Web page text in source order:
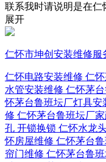
联系我时请说明是在
展开
仁怀市坤创安装维修服
仁怀电路安装维修 仁
水管安装维修 仁怀茅
怀茅台鲁班坛厂灯具安
修 仁怀茅台鲁班坛厂
孔 开锁换锁 仁怀水龙
怀房屋维修 仁怀茅台
帘门维修 仁怀茅台鲁